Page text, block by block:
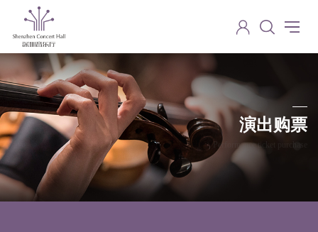
演出购票
Performance ticket purchase